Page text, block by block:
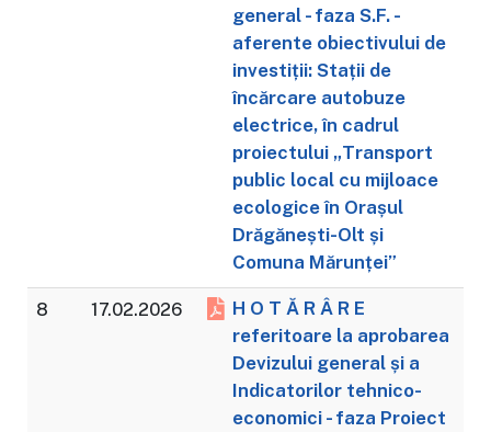
general - faza S.F. -
aferente obiectivului de
investiții: Stații de
încărcare autobuze
electrice, în cadrul
proiectului „Transport
public local cu mijloace
ecologice în Orașul
Drăgănești-Olt și
Comuna Mărunței”
8 17.02.2026
H O T Ă R Â R E
referitoare la aprobarea
Devizului general și a
Indicatorilor tehnico-
economici - faza Proiect